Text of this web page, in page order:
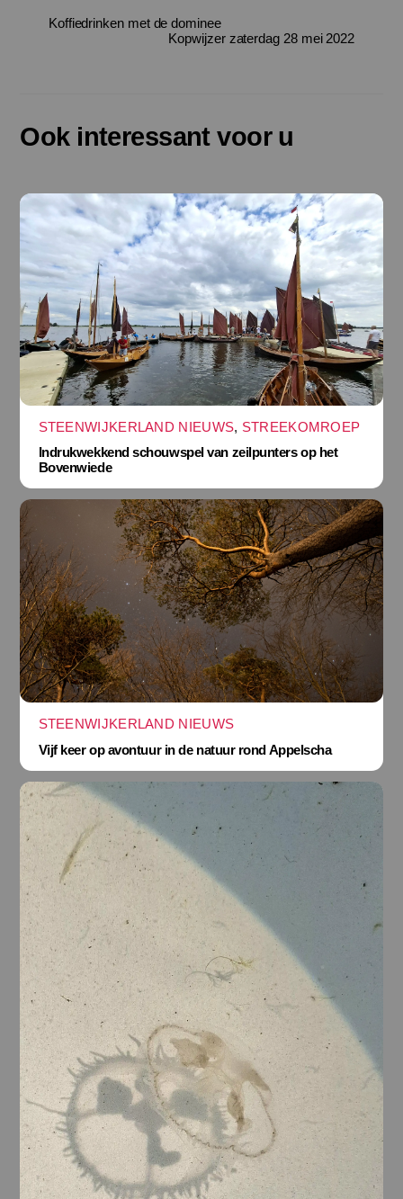
Koffiedrinken met de dominee
Kopwijzer zaterdag 28 mei 2022
Ook interessant voor u
STEENWIJKERLAND NIEUWS, STREEKOMROEP
Indrukwekkend schouwspel van zeilpunters op het
Bovenwiede
STEENWIJKERLAND NIEUWS
Vijf keer op avontuur in de natuur rond Appelscha